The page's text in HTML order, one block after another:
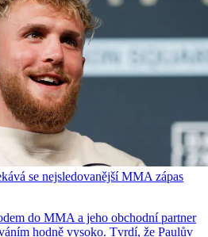
se nejsledovanější MMA zápas
do MMA a jeho obchodní partner
hodně vysoko. Tvrdí, že Paulův